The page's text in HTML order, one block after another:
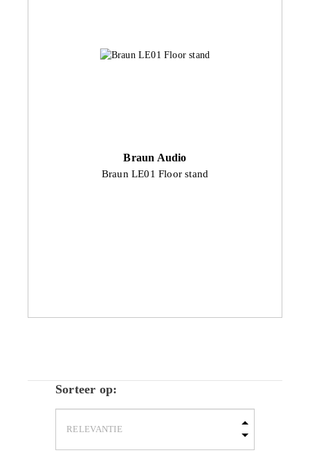
Braun Audio
Braun LE01 Floor stand
Sorteer op: